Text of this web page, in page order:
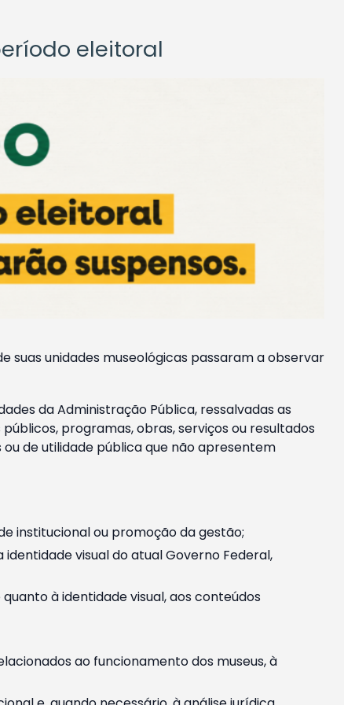
eleitoral
suas unidades museológicas passaram a observar
da Administração Pública, ressalvadas as
programas, obras, serviços ou resultados
de utilidade pública que não apresentem
institucional ou promoção da gestão;
visual do atual Governo Federal,
à identidade visual, aos conteúdos
ao funcionamento dos museus, à